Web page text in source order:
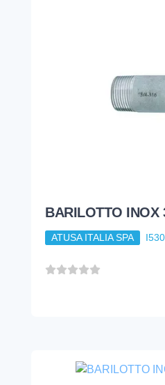
BARILOTTO INOX
ATUSA ITALIA SPA